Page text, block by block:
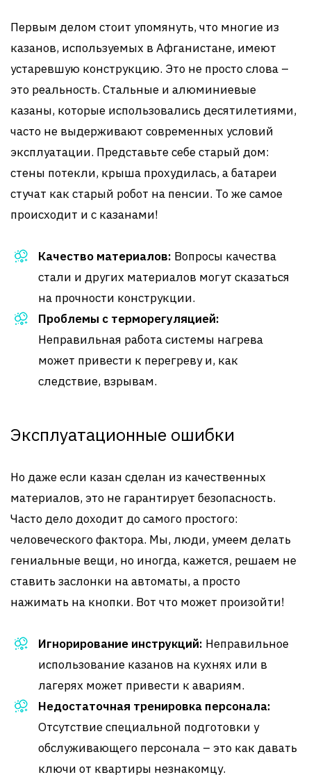
Первым делом стоит упомянуть, что многие из
казанов, используемых в Афганистане, имеют
устаревшую конструкцию. Это не просто слова –
это реальность. Стальные и алюминиевые
казаны, которые использовались десятилетиями,
часто не выдерживают современных условий
эксплуатации. Представьте себе старый дом:
стены потекли, крыша прохудилась, а батареи
стучат как старый робот на пенсии. То же самое
происходит и с казанами!
Качество материалов: Вопросы качества
стали и других материалов могут сказаться
на прочности конструкции.
Проблемы с терморегуляцией:
Неправильная работа системы нагрева
может привести к перегреву и, как
следствие, взрывам.
Эксплуатационные ошибки
Но даже если казан сделан из качественных
материалов, это не гарантирует безопасность.
Часто дело доходит до самого простого:
человеческого фактора. Мы, люди, умеем делать
гениальные вещи, но иногда, кажется, решаем не
ставить заслонки на автоматы, а просто
нажимать на кнопки. Вот что может произойти!
Игнорирование инструкций: Неправильное
использование казанов на кухнях или в
лагерях может привести к авариям.
Недостаточная тренировка персонала:
Отсутствие специальной подготовки у
обслуживающего персонала – это как давать
ключи от квартиры незнакомцу.